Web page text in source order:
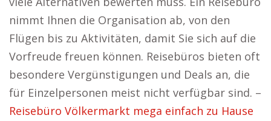
nimmt Ihnen die Organisation ab, von den
Flügen bis zu Aktivitäten, damit Sie sich auf die
Vorfreude freuen können. Reisebüros bieten oft
besondere Vergünstigungen und Deals an, die
für Einzelpersonen meist nicht verfügbar sind. –
Reisebüro Völkermarkt mega einfach zu Hause